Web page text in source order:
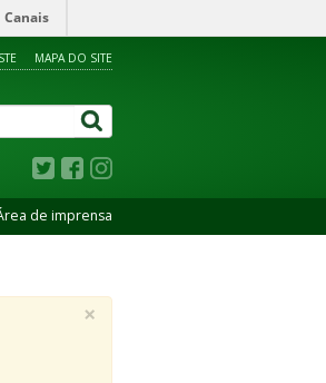
Canais
MAPA DO SITE
de imprensa
×